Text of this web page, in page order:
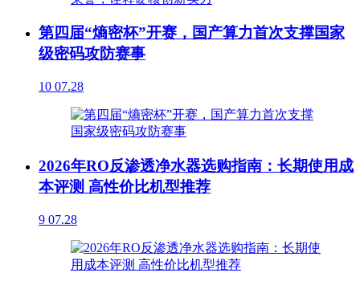
第四届“熵密杯”开赛，国产算力首次支撑国家
级密码攻防赛事
10 07.28
2026年RO反渗透净水器选购指南：长期使用成
本评测 高性价比机型推荐
9 07.28